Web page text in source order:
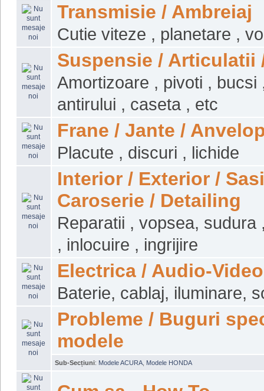
Transmisie / Ambreiaj
Cutie viteze , planetare ,
Suspensie / Articulatii
Amortizoare , pivoti , bucsi
antirului , caseta , etc
Frane / Jante /
Placute , discuri , lichide
Interior / Exterior /
Caroserie / Detailing
Reparatii , vopsea, sudura
, inlocuire , ingrijire
Electrica / Audio-Video
Baterie, cablaj, iluminare,
Probleme / Buguri
modele
Sub-Secțiuni: Modele ACURA Modele HONDA